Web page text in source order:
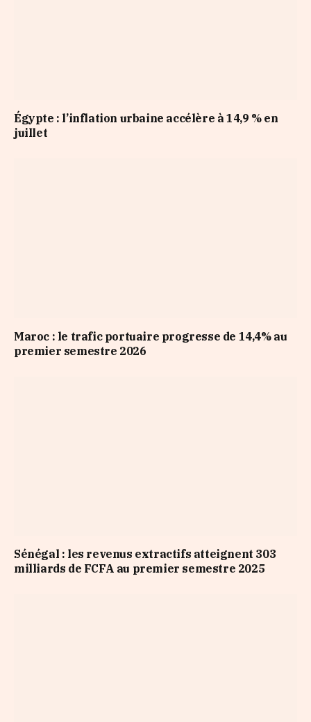
Égypte : l’inflation urbaine accélère à 14,9 % en
juillet
Maroc : le trafic portuaire progresse de 14,4% au
premier semestre 2026
Sénégal : les revenus extractifs atteignent 303
milliards de FCFA au premier semestre 2025